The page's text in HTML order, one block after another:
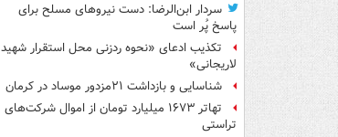
سردار ابن‌الرضا: دست نیروهای مسلح برای
پاسخ پُر است
تکذیب ادعای «نحوه ردزنی محل استقرار شهید
لاریجانی»
شناسایی و بازداشت ۲۱مزدور موساد در کرمان
تهاتر ۱۶۷۳ میلیارد تومان از اموال شرکت‌های
تراستی